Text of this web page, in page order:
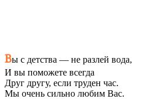
Вы с детства — не разлей вода,
И вы поможете всегда
Друг другу, если труден час.
Мы очень сильно любим Вас.